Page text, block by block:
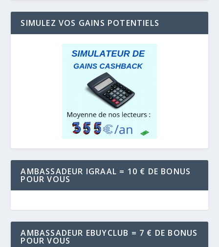
SIMULEZ VOS GAINS POTENTIELS
AMBASSADEUR IGRAAL = 10 € DE BONUS
POUR VOUS
AMBASSADEUR EBUYCLUB = 7 € DE BONUS
POUR VOUS